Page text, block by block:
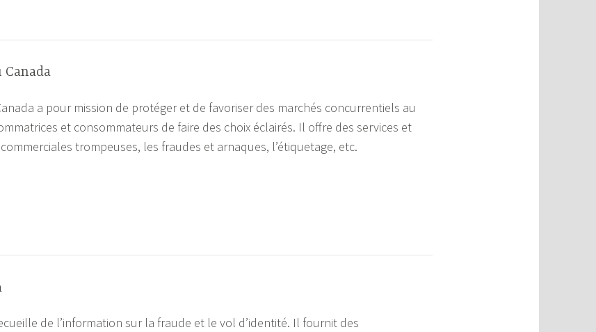
a pour mission de protéger et de favoriser des marchés concurrentiels au
et consommateurs de faire des choix éclairés. Il offre des services et
trompeuses, les fraudes et arnaques, l’étiquetage, etc.
de l’information sur la fraude et le vol d’identité. Il fournit des